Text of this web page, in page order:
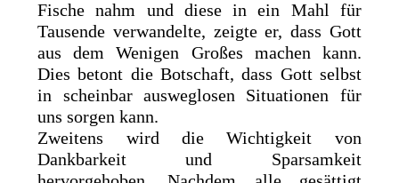
Fische nahm und diese in ein Mahl für
Tausende verwandelte, zeigte er, dass Gott
aus dem Wenigen Großes machen kann.
Dies betont die Botschaft, dass Gott selbst
in scheinbar ausweglosen Situationen für
uns sorgen kann.
Zweitens wird die Wichtigkeit von
Dankbarkeit und Sparsamkeit